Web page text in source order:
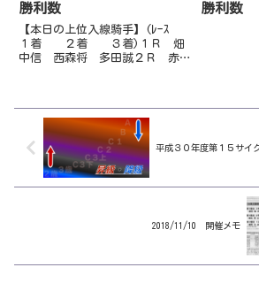
勝利数
【本日の上位入線騎手】(ﾚｰｽ
１着 ２着 ３着)１Ｒ 畑
中信 西森将 多田誠２Ｒ 赤岡
大 赤岡修 佐原秀７Ｒ 多田
誠 林...
勝利数
平成３０年度第１５サイ
2018/11/10 開催メモ